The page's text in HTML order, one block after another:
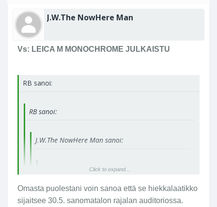
J.W.The NowHere Man
Vs: LEICA M MONOCHROME JULKAISTU
RB sanoi:
RB sanoi:
J.W.The NowHere Man sanoi:
J.W.The NowHere Man sanoi:
RB sanoi: Click to expand...
Click to expand...
Omasta puolestani voin sanoa että se hiekkalaatikko
sijaitsee 30.5. sanomatalon rajalan auditoriossa.